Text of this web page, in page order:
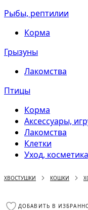
Рыбы, рептилии
Корма
Грызуны
Лакомства
Птицы
Корма
Аксессуары,
Лакомства
Клетки
Уход,
ХВОСТУШКИ КОШКИ
ДОБАВИТЬ В